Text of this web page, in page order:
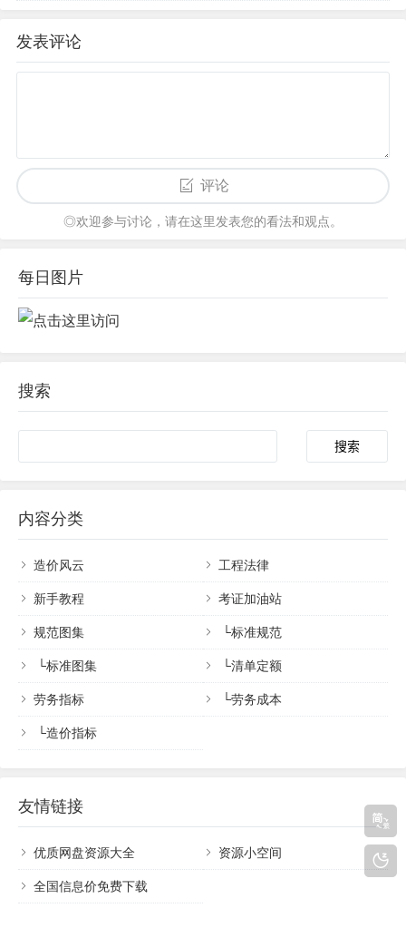
发表评论
评论
◎欢迎参与讨论，请在这里发表您的看法和观点。
每日图片
搜索
内容分类
造价风云 工程法律
新手教程 考证加油站
规范图集 └标准规范
└标准图集 └清单定额
劳务指标 └劳务成本
└造价指标
友情链接
优质网盘资源大全 资源小空间
全国信息价免费下载